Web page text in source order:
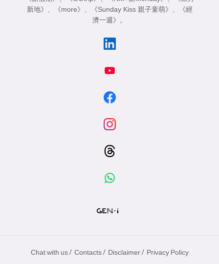
新地》 、 《more》 、 《Sunday Kiss 親子童萌》 、
《經
濟一週》 。
Chat with us / Contacts / Disclaimer / Privacy Policy